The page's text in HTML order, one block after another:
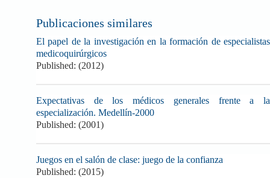
Publicaciones similares
El papel de la investigación en la formación de especialistas
medicoquirúrgicos
Published: (2012)
Expectativas de los médicos generales frente a la
especialización. Medellín-2000
Published: (2001)
Juegos en el salón de clase: juego de la confianza
Published: (2015)